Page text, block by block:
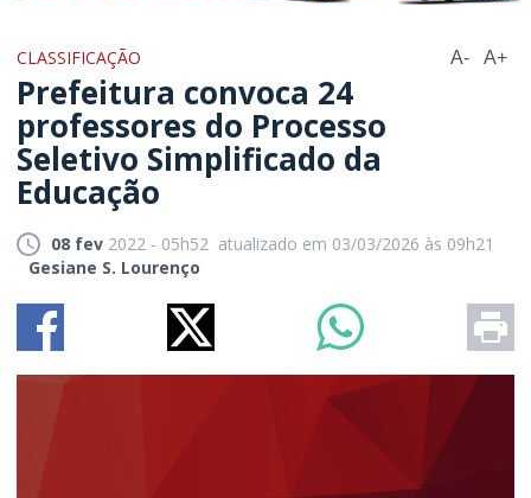
CLASSIFICAÇÃO A- A+
Prefeitura convoca 24
professores do Processo
Seletivo Simplificado da
Educação
08 fev 2022 - 05h52 atualizado em 03/03/2026 às 09h21
Gesiane S. Lourenço